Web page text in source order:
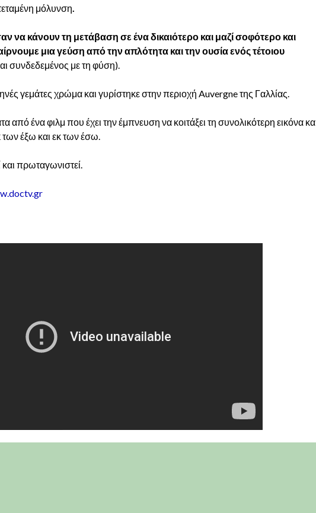
μόλυνση.
να κάνουν τη μετάβαση σε ένα δικαιότερο και μαζί σοφότερο και
μια γεύση από την απλότητα και την ουσία ενός τέτοιου
συνδεδεμένος με τη φύση).
γεμάτες χρώμα και γυρίστηκε στην περιοχή Auvergne της Γαλλίας.
από ένα φιλμ που έχει την έμπνευση να κοιτάξει τη συνολικότερη εικόνα
των έξω και εκ των έσω.
πρωταγωνιστεί.